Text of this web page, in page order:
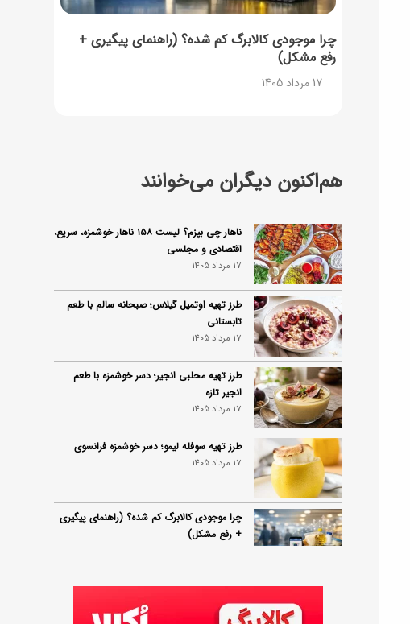
چرا موجودی کالابرگ کم شده؟ (راهنمای پیگیری +
رفع مشکل)
17 مرداد 1405
هم‌اکنون دیگران می‌خوانند
ناهار چی بپزم؟ لیست ۱۵۸ ناهار خوشمزه، سریع،
اقتصادی و مجلسی
17 مرداد 1405
طرز تهیه اوتمیل گیلاس؛ صبحانه سالم با طعم
تابستانی
17 مرداد 1405
طرز تهیه محلبی انجیر؛ دسر خوشمزه با طعم
انجیر تازه
17 مرداد 1405
طرز تهیه سوفله لیمو؛ دسر خوشمزه فرانسوی
17 مرداد 1405
چرا موجودی کالابرگ کم شده؟ (راهنمای پیگیری
+ رفع مشکل)
ساخت فیلم سینمایی «Game of Thrones»
رسماً تأیید شد